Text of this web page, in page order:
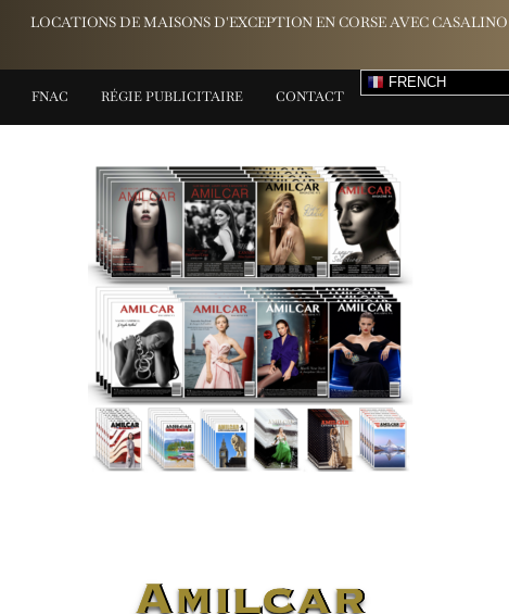
LOCATIONS DE MAISONS D'EXCEPTION EN CORSE AVEC CASALINO
FNAC RÉGIE PUBLICITAIRE CONTACT
FRENCH